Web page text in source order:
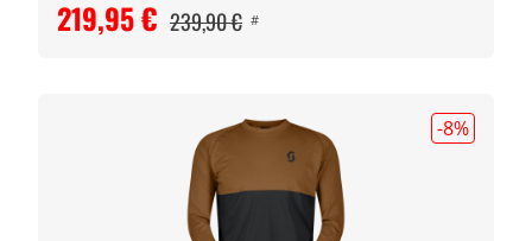
219,95 € 239,90 € #
-8%